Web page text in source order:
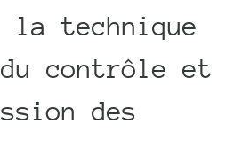
technique
contrôle et
des